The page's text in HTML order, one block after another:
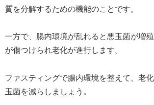
質を分解するための機能のことです。
一方で、腸内環境が乱れると悪玉菌が増
が傷つけられ老化が進行します。
ファスティングで腸内環境を整えて、老
玉菌を減らしましょう。